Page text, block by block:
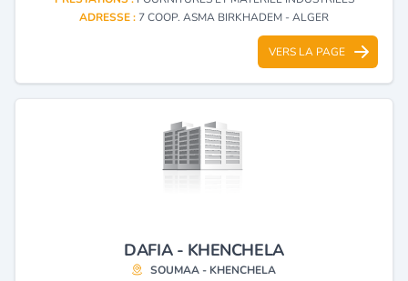
ADRESSE : 7 COOP. ASMA BIRKHADEM - ALGER
VERS LA PAGE
DAFIA - KHENCHELA
SOUMAA - KHENCHELA